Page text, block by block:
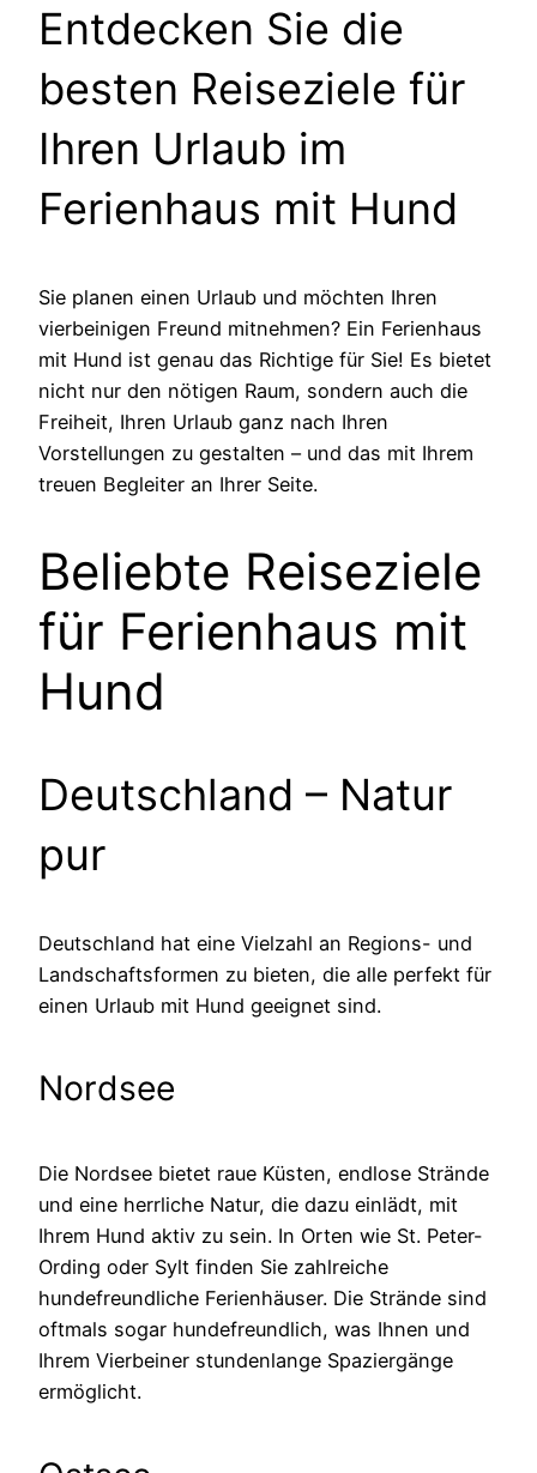
Entdecken Sie die
besten Reiseziele für
Ihren Urlaub im
Ferienhaus mit Hund
Sie planen einen Urlaub und möchten Ihren
vierbeinigen Freund mitnehmen? Ein Ferienhaus
mit Hund ist genau das Richtige für Sie! Es bietet
nicht nur den nötigen Raum, sondern auch die
Freiheit, Ihren Urlaub ganz nach Ihren
Vorstellungen zu gestalten – und das mit Ihrem
treuen Begleiter an Ihrer Seite.
Beliebte Reiseziele
für Ferienhaus mit
Hund
Deutschland – Natur
pur
Deutschland hat eine Vielzahl an Regions- und
Landschaftsformen zu bieten, die alle perfekt für
einen Urlaub mit Hund geeignet sind.
Nordsee
Die Nordsee bietet raue Küsten, endlose Strände
und eine herrliche Natur, die dazu einlädt, mit
Ihrem Hund aktiv zu sein. In Orten wie St. Peter-
Ording oder Sylt finden Sie zahlreiche
hundefreundliche Ferienhäuser. Die Strände sind
oftmals sogar hundefreundlich, was Ihnen und
Ihrem Vierbeiner stundenlange Spaziergänge
ermöglicht.